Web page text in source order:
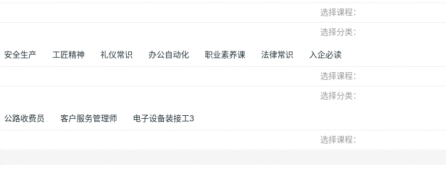
选择课程：
选择分类：
安全生产 工匠精神 礼仪常识 办公自动化 职业素养课 法律常识 入企必读
选择课程：
选择分类：
公路收费员 客户服务管理师 电子设备装接工3
选择课程：